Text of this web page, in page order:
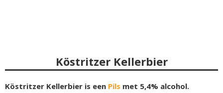
Köstritzer Kellerbier
Köstritzer Kellerbier is een Pils met 5,4% alcohol.